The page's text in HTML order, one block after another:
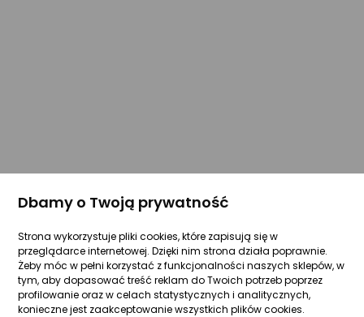
Dbamy o Twoją prywatność
Strona wykorzystuje pliki cookies, które zapisują się w
przeglądarce internetowej. Dzięki nim strona działa poprawnie.
Żeby móc w pełni korzystać z funkcjonalności naszych sklepów, w
tym, aby dopasować treść reklam do Twoich potrzeb poprzez
profilowanie oraz w celach statystycznych i analitycznych,
konieczne jest zaakceptowanie wszystkich plików cookies.